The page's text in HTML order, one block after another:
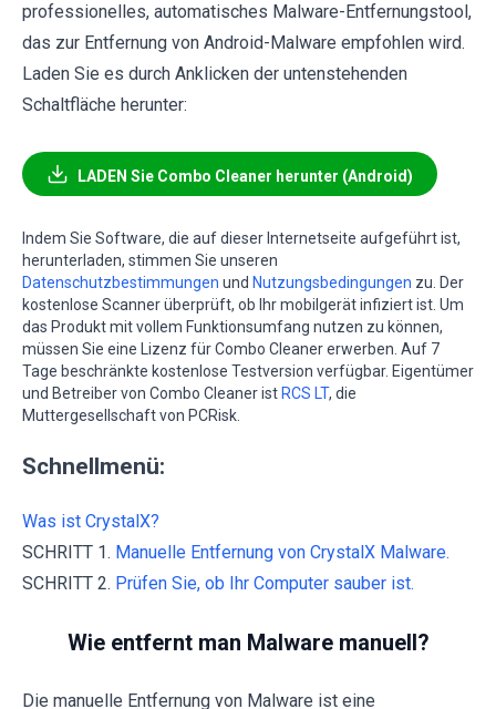
professionelles, automatisches Malware-Entfernungstool,
das zur Entfernung von Android-Malware empfohlen wird.
Laden Sie es durch Anklicken der untenstehenden
Schaltfläche herunter:
LADEN Sie Combo Cleaner herunter (Android)
Indem Sie Software, die auf dieser Internetseite aufgeführt ist,
herunterladen, stimmen Sie unseren
Datenschutzbestimmungen und Nutzungsbedingungen zu. Der
kostenlose Scanner überprüft, ob Ihr mobilgerät infiziert ist. Um
das Produkt mit vollem Funktionsumfang nutzen zu können,
müssen Sie eine Lizenz für Combo Cleaner erwerben. Auf 7
Tage beschränkte kostenlose Testversion verfügbar. Eigentümer
und Betreiber von Combo Cleaner ist RCS LT, die
Muttergesellschaft von PCRisk.
Schnellmenü:
Was ist CrystalX?
SCHRITT 1. Manuelle Entfernung von CrystalX Malware.
SCHRITT 2. Prüfen Sie, ob Ihr Computer sauber ist.
Wie entfernt man Malware manuell?
Die manuelle Entfernung von Malware ist eine